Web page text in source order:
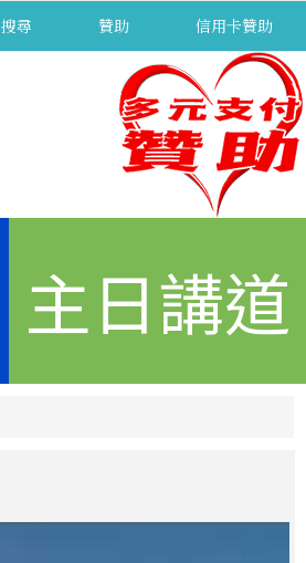
搜尋 贊助 信用卡贊助
主日講道